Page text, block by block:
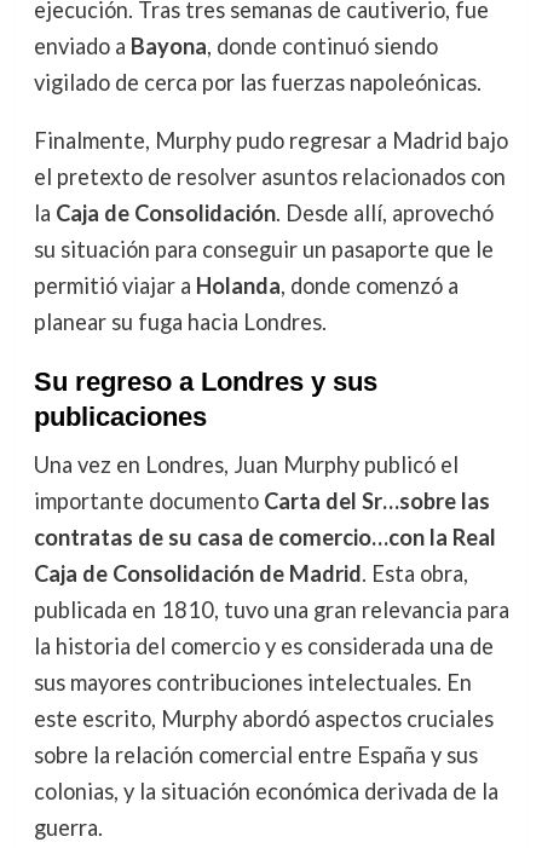
ejecución. Tras tres semanas de cautiverio, fue
enviado a Bayona, donde continuó siendo
vigilado de cerca por las fuerzas napoleónicas.
Finalmente, Murphy pudo regresar a Madrid bajo
el pretexto de resolver asuntos relacionados con
la Caja de Consolidación. Desde allí, aprovechó
su situación para conseguir un pasaporte que le
permitió viajar a Holanda, donde comenzó a
planear su fuga hacia Londres.
Su regreso a Londres y sus
publicaciones
Una vez en Londres, Juan Murphy publicó el
importante documento Carta del Sr…sobre las
contratas de su casa de comercio…con la Real
Caja de Consolidación de Madrid. Esta obra,
publicada en 1810, tuvo una gran relevancia para
la historia del comercio y es considerada una de
sus mayores contribuciones intelectuales. En
este escrito, Murphy abordó aspectos cruciales
sobre la relación comercial entre España y sus
colonias, y la situación económica derivada de la
guerra.